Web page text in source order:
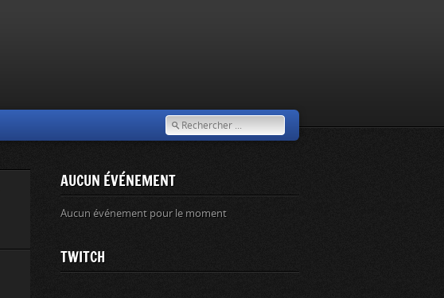
AUCUN ÉVÉNEMENT
Aucun événement pour le moment
TWITCH